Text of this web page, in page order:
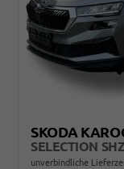
SKODA
SELECTION
unverbindliche